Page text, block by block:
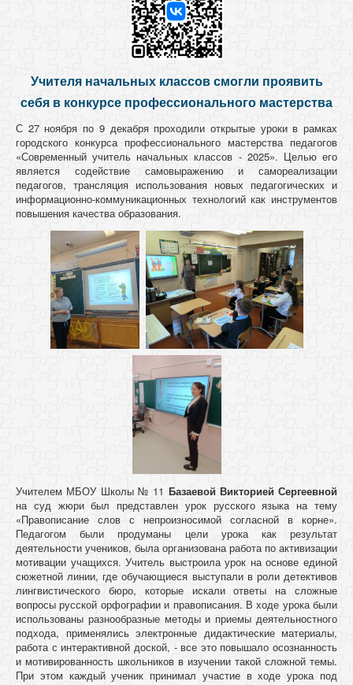
Учителя начальных классов смогли проявить
себя в конкурсе профессионального мастерства
С 27 ноября по 9 декабря проходили открытые уроки в рамках
городского конкурса профессионального мастерства педагогов
«Современный учитель начальных классов - 2025». Целью его
является содействие самовыражению и самореализации
педагогов, трансляция использования новых педагогических и
информационно-коммуникационных технологий как инструментов
повышения качества образования.
Учителем МБОУ Школы № 11 Базаевой Викторией Сергеевной
на суд жюри был представлен урок русского языка на тему
«Правописание слов с непроизносимой согласной в корне».
Педагогом были продуманы цели урока как результат
деятельности учеников, была организована работа по активизации
мотивации учащихся. Учитель выстроила урок на основе единой
сюжетной линии, где обучающиеся выступали в роли детективов
лингвистического бюро, которые искали ответы на сложные
вопросы русской орфографии и правописания. В ходе урока были
использованы разнообразные методы и приемы деятельностного
подхода, применялись электронные дидактические материалы,
работа с интерактивной доской, - все это повышало осознанность
и мотивированность школьников в изучении такой сложной темы.
При этом каждый ученик принимал участие в ходе урока под